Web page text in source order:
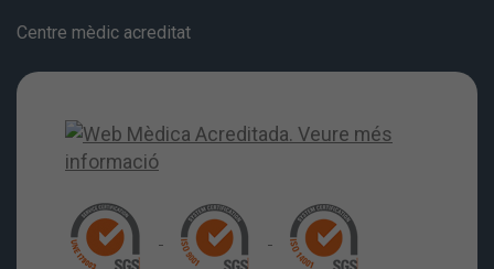
Centre mèdic acreditat